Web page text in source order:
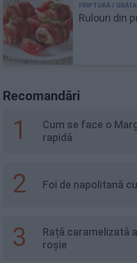
Rulouri din
Recomandări
1
Cum se face o
rapidă
2 Foi de napolitană
3
Rață caramelizată
roșie